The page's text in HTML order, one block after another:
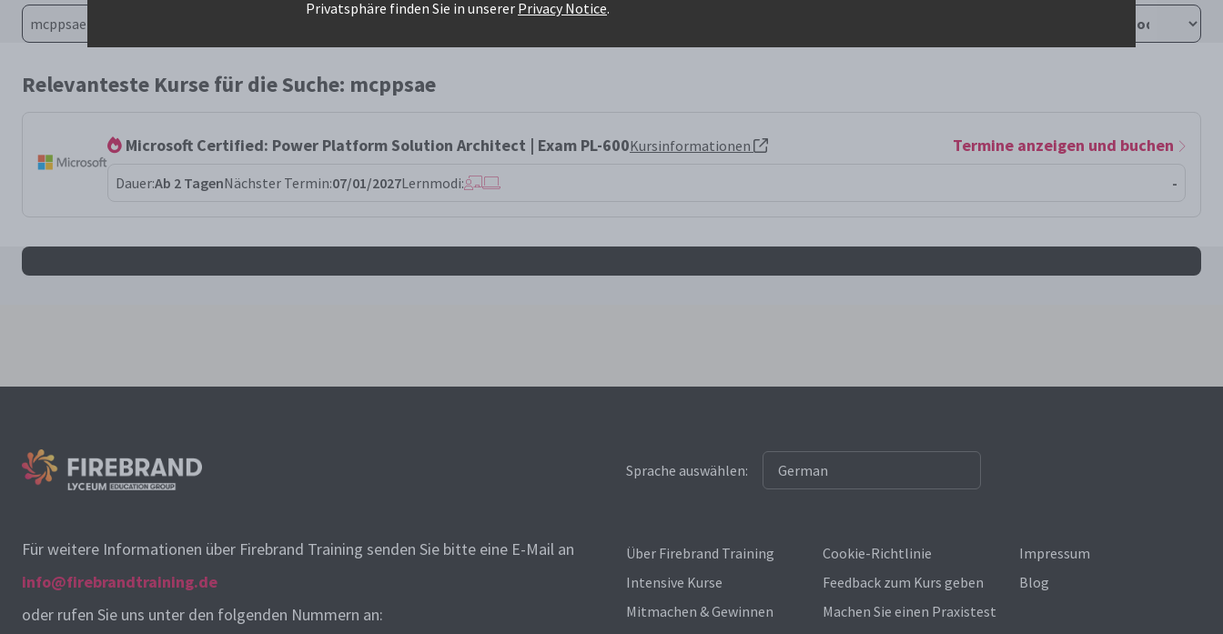
Privatsphäre finden Sie in unserer Privacy Notice.
Relevanteste Kurse für die Suche: mcppsae
Microsoft Certified: Power Platform Solution Architect | Exam PL-600Kursinformationen Termine anzeigen und buchen
Dauer:Ab 2 TagenNächster Termin:07/01/2027Lernmodi: -
Alle mcppsae Ergebnisse
Sprache auswählen:
Für weitere Informationen über Firebrand Training senden Sie bitte eine E-Mail an
info@firebrandtraining.de
oder rufen Sie uns unter den folgenden Nummern an:
Über Firebrand Training
Intensive Kurse
Mitmachen & Gewinnen
Cookie-Richtlinie
Feedback zum Kurs geben
Machen Sie einen Praxistest
Impressum
Blog